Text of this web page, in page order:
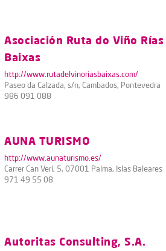
Asociación Ruta do Viño Rías
Baixas
http://www.rutadelvinoriasbaixas.com/
Paseo da Calzada, s/n, Cambados, Pontevedra
986 091 088
AUNA TURISMO
http://www.aunaturismo.es/
Carrer Can Verí, 5, 07001 Palma, Islas Baleares
971 49 55 08
Autoritas Consulting, S.A.